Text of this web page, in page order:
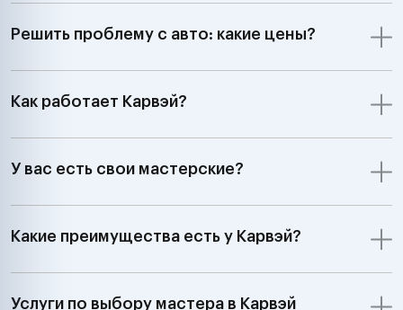
Решить проблему с авто: какие цены?
Как работает Карвэй?
У вас есть свои мастерские?
Какие преимущества есть у Карвэй?
Услуги по выбору мастера в Карвэй